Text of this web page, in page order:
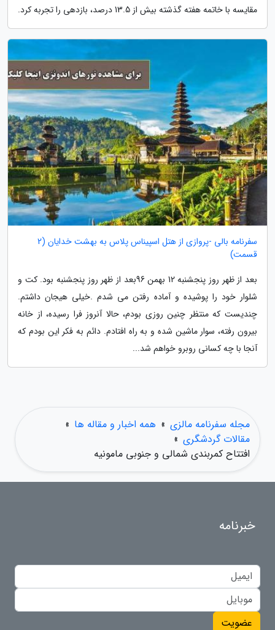
مقایسه با خاتمه هفته گذشته بیش از 13.5 درصد، بازدهی را تجربه کرد.
سفرنامه بالی -پروازی از هتل اسپیناس پلاس به بهشت خدایان (2
قسمت)
بعد از ظهر روز پنجشنبه 12 بهمن 96بعد از ظهر روز پنجشنبه بود. کت و
شلوار خود را پوشیده و آماده رفتن می شدم .خیلی هیجان داشتم.
چندیست که منتظر چنین روزی بودم، حالا آنروز فرا رسیده، از خانه
بیرون رفته، سوار ماشین شده و به راه افتادم. دائم به فکر این بودم که
آنجا با چه کسانی روبرو خواهم شد...
مجله سفرنامه مالزی » همه اخبار و مقاله ها »
مقالات گردشگری »
افتتاح کمربندی شمالی و جنوبی مامونیه
خبرنامه
عضویت